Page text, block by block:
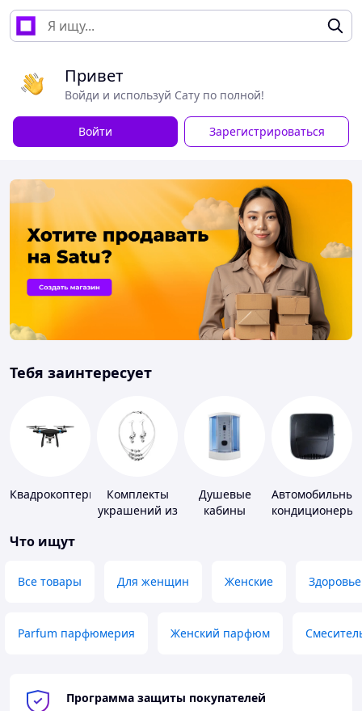
Привет
Войди и используй Сату по полной!
Войти Зарегистрироваться
Тебя заинтересует
Квадрокоптеры
Комплекты
украшений из
Душевые
кабины
Автомобильные
кондиционеры
Что ищут
Все товары Для женщин Женские Здоровье
Parfum парфюмерия Женский парфюм
Программа защиты покупателей